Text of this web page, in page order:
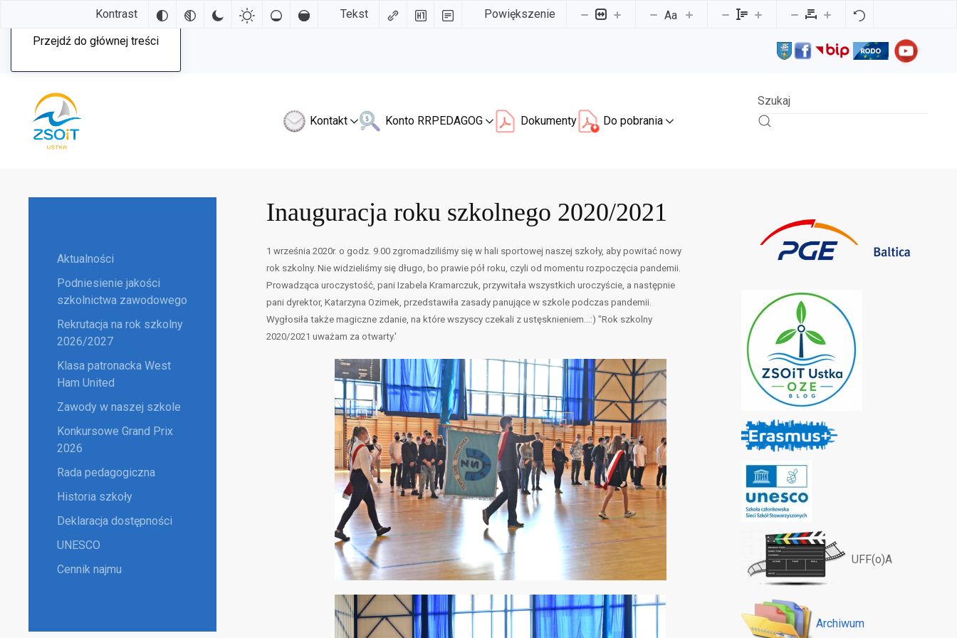
Kontrast Tekst Powiększenie
Aa
Przejdź do głównej treści
Kontakt Konto RRPEDAGOG Dokumenty Do pobrania
Aktualności
Podniesienie jakości
szkolnictwa zawodowego
Rekrutacja na rok szkolny
2026/2027
Klasa patronacka West
Ham United
Zawody w naszej szkole
Konkursowe Grand Prix
2026
Rada pedagogiczna
Historia szkoły
Deklaracja dostępności
UNESCO
Cennik najmu
Inauguracja roku szkolnego 2020/2021
1 września 2020r. o godz. 9.00 zgromadziliśmy się w hali sportowej naszej szkoły, aby powitać nowy
rok szkolny. Nie widzieliśmy się długo, bo prawie pół roku, czyli od momentu rozpoczęcia pandemii.
Prowadząca uroczystość, pani Izabela Kramarczuk, przywitała wszystkich uroczyście, a następnie
pani dyrektor, Katarzyna Ozimek, przedstawiła zasady panujące w szkole podczas pandemii.
Wygłosiła także magiczne zdanie, na które wszyscy czekali z ustęsknieniem...:) "Rok szkolny
2020/2021 uważam za otwarty.'
UFF(o)A
Archiwum